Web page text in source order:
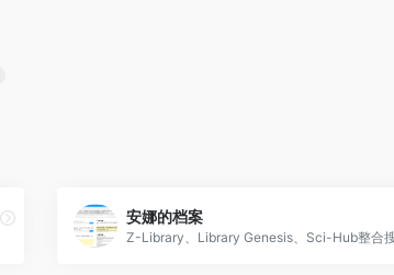
安娜的档案